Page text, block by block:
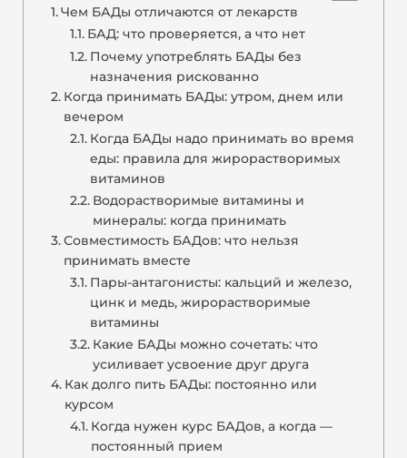
Чем БАДы отличаются от лекарств
БАД: что проверяется, а что нет
Почему употреблять БАДы без
назначения рискованно
Когда принимать БАДы: утром, днем или
вечером
Когда БАДы надо принимать во время
еды: правила для жирорастворимых
витаминов
Водорастворимые витамины и
минералы: когда принимать
Совместимость БАДов: что нельзя
принимать вместе
Пары-антагонисты: кальций и железо,
цинк и медь, жирорастворимые
витамины
Какие БАДы можно сочетать: что
усиливает усвоение друг друга
Как долго пить БАДы: постоянно или
курсом
Когда нужен курс БАДов, а когда —
постоянный прием